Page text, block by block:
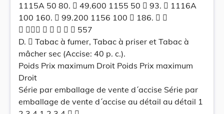
1115A 50 80.  49.600 1155 50  93.  1116A
100 160.  99.200 1156 100  186.  
       557
D.  Tabac à fumer, Tabac à priser et Tabac à
mâcher sec (Accise: 40 p. c.).
Poids Prix maximum Droit Poids Prix maximum
Droit
Série par emballage de vente d´accise Série par
emballage de vente d´accise au détail au détail 1